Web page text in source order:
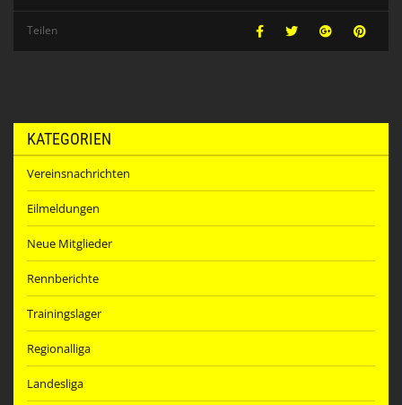
Teilen
KATEGORIEN
Vereinsnachrichten
Eilmeldungen
Neue Mitglieder
Rennberichte
Trainingslager
Regionalliga
Landesliga